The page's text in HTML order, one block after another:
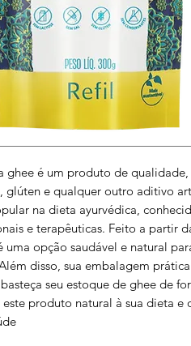
ghee é um produto de
glúten e qualquer outro aditivo
na dieta ayurvédica,
e terapêuticas. Feito a partir
uma opção saudável e natural
disso, sua embalagem
seu estoque de ghee de
produto natural à sua dieta e